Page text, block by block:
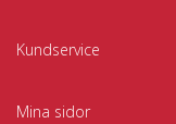
Kundservice
Mina sidor